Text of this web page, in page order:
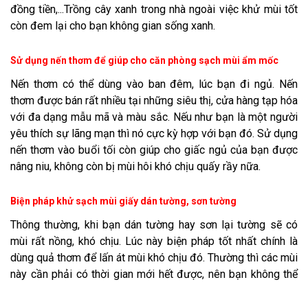
đồng tiền,...Trồng cây xanh trong nhà ngoài việc khử mùi tốt
còn đem lại cho bạn không gian sống xanh.
Sử dụng nến thơm để giúp cho căn phòng sạch mùi ẩm mốc
Nến thơm có thể dùng vào ban đêm, lúc bạn đi ngủ. Nến
thơm được bán rất nhiều tại những siêu thị, cửa hàng tạp hóa
với đa dạng mẫu mã và màu sắc. Nếu như bạn là một người
yêu thích sự lãng mạn thì nó cực kỳ hợp với bạn đó. Sử dụng
nến thơm vào buổi tối còn giúp cho giấc ngủ của bạn được
nâng niu, không còn bị mùi hôi khó chịu quấy rầy nữa.
Biện pháp khử sạch mùi giấy dán tường, sơn tường
Thông thường, khi bạn dán tường hay sơn lại tường sẽ có
mùi rất nồng, khó chịu. Lúc này biện pháp tốt nhất chính là
dùng quả thơm để lấn át mùi khó chịu đó. Thường thì các mùi
này cần phải có thời gian mới hết được, nên bạn không thể